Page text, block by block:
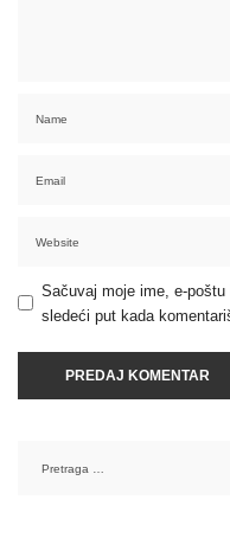
Sačuvaj moje ime, e-
sledeći put kada